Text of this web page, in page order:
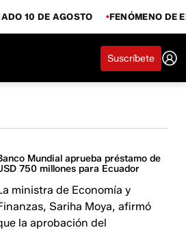
10 DE AGOSTO FENÓMENO DE
Suscríbete
Mundial aprueba préstamo de
750 millones para Ecuador
ministra de Economía y
Sariha Moya, afirmó
la aprobación del